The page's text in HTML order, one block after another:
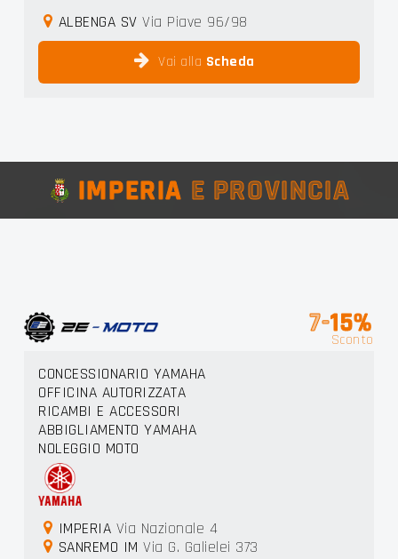
ALBENGA SV Via Piave 96/98
Vai alla Scheda
IMPERIA E PROVINCIA
7-15%
Sconto
CONCESSIONARIO YAMAHA
OFFICINA AUTORIZZATA
RICAMBI E ACCESSORI
ABBIGLIAMENTO YAMAHA
NOLEGGIO MOTO
IMPERIA Via Nazionale 4
SANREMO IM Via G. Galielei 373